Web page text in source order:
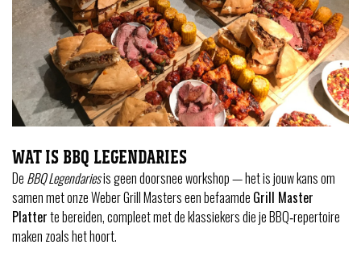
WAT IS BBQ LEGENDARIES
De BBQ Legendariesis geen doorsnee workshop — het is jouw kans om
samen met onze Weber Grill Masters een befaamde Grill Master
Platterte bereiden, compleet met de klassiekers die je BBQ‑repertoire
maken zoals het hoort.